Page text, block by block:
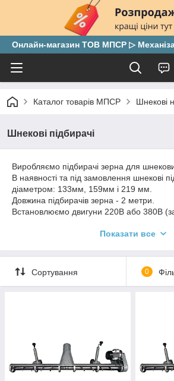
Онлайн-магазин ТОВ МПСР ▷
Каталог товарів МПСР Шнекові
Шнекові підбирачі
Виробляємо підбирачі зерна для
В наявності та під замовлення шнекові
діаметром: 133мм, 159мм і 219 мм.
Довжина підбирачів зерна - 2 метри.
Встановлюємо двигуни 220В або 380В
Показати все
Сортування 0